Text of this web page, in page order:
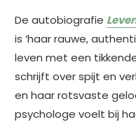
De autobiografie
is ‘haar rauwe,
leven met een
schrijft over spijt en
en haar rotsvaste
psychologe voelt bij